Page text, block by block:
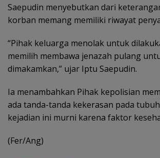
Saepudin menyebutkan dari
korban memang memiliki riwayat
“Pihak keluarga menolak untuk
memilih membawa jenazah pulang
dimakamkan,” ujar Iptu Saepudin.
Ia menambahkan Pihak kepolisian
ada tanda-tanda kekerasan pada
kejadian ini murni karena faktor
(Fer/Ang)